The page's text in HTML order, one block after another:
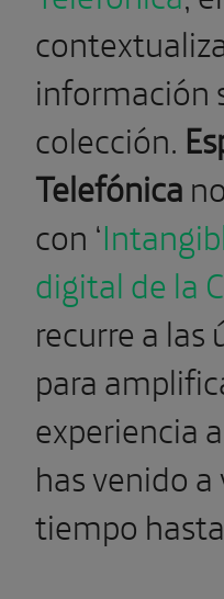
información
colección.
Telefónica
con ‘
digital de la
recurre a
para
experiencia
has venido
tiempo